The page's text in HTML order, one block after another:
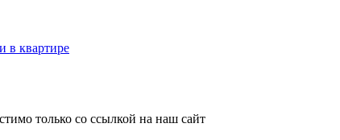
в квартире
только со ссылкой на наш сайт